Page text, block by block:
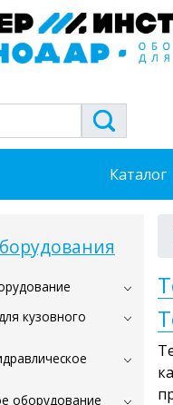
Каталог
кузовного
оборудование